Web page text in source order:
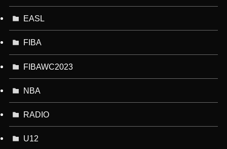
EASL
FIBA
FIBAWC2023
NBA
RADIO
U12